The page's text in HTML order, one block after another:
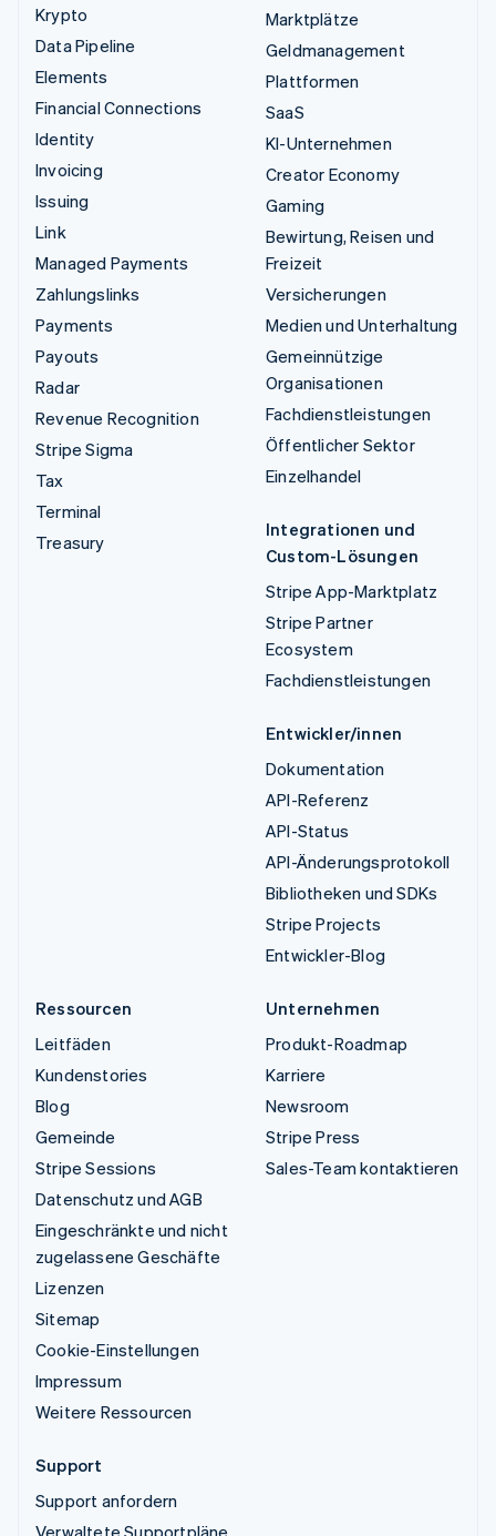
Krypto
Data Pipeline
Elements
Financial Connections
Identity
Invoicing
Issuing
Link
Managed Payments
Zahlungslinks
Payments
Payouts
Radar
Revenue Recognition
Stripe Sigma
Tax
Terminal
Treasury
Marktplätze
Geldmanagement
Plattformen
SaaS
KI-Unternehmen
Creator Economy
Gaming
Bewirtung, Reisen und
Freizeit
Versicherungen
Medien und Unterhaltung
Gemeinnützige
Organisationen
Fachdienstleistungen
Öffentlicher Sektor
Einzelhandel
Integrationen und
Custom-Lösungen
Stripe App-Marktplatz
Stripe Partner
Ecosystem
Fachdienstleistungen
Entwickler/innen
Dokumentation
API-Referenz
API-Status
API-Änderungsprotokoll
Bibliotheken und SDKs
Stripe Projects
Entwickler-Blog
Ressourcen
Leitfäden
Kundenstories
Blog
Gemeinde
Stripe Sessions
Datenschutz und AGB
Eingeschränkte und nicht
zugelassene Geschäfte
Lizenzen
Sitemap
Cookie-Einstellungen
Impressum
Weitere Ressourcen
Unternehmen
Produkt-Roadmap
Karriere
Newsroom
Stripe Press
Sales-Team kontaktieren
Support
Support anfordern
Verwaltete Supportpläne